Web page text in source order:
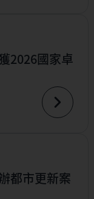
2026國家卓
都市更新案